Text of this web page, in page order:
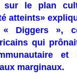
sur le plan
atteints»
« Diggers »,
qui
et
marginaux.